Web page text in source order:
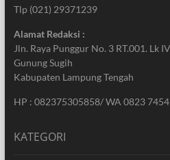
Tlp (021) 29371239
Alamat Redaksi :
Jln. Raya Punggur No. 3 RT.001. Lk
Gunung Sugih
Kabupaten Lampung Tengah
HP : 082375305858/ WA 0823
KATEGORI